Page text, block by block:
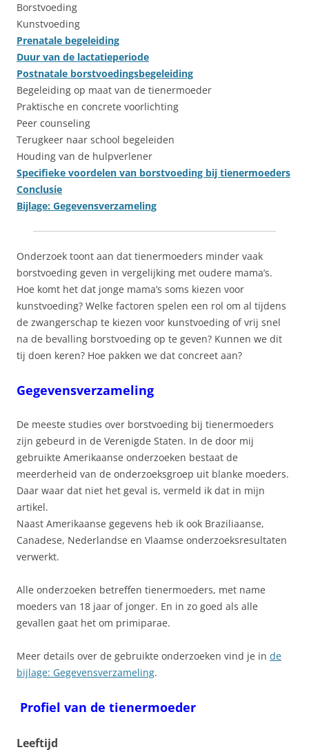
Borstvoeding
Kunstvoeding
Prenatale begeleiding
Duur van de lactatieperiode
Postnatale borstvoedingsbegeleiding
Begeleiding op maat van de tienermoeder
Praktische en concrete voorlichting
Peer counseling
Terugkeer naar school begeleiden
Houding van de hulpverlener
Specifieke voordelen van borstvoeding bij tienermoeders
Conclusie
Bijlage: Gegevensverzameling
Onderzoek toont aan dat tienermoeders minder vaak
borstvoeding geven in vergelijking met oudere mama’s.
Hoe komt het dat jonge mama’s soms kiezen voor
kunstvoeding? Welke factoren spelen een rol om al tijdens
de zwangerschap te kiezen voor kunstvoeding of vrij snel
na de bevalling borstvoeding op te geven? Kunnen we dit
tij doen keren? Hoe pakken we dat concreet aan?
Gegevensverzameling
De meeste studies over borstvoeding bij tienermoeders
zijn gebeurd in de Verenigde Staten. In de door mij
gebruikte Amerikaanse onderzoeken bestaat de
meerderheid van de onderzoeksgroep uit blanke moeders.
Daar waar dat niet het geval is, vermeld ik dat in mijn
artikel.
Naast Amerikaanse gegevens heb ik ook Braziliaanse,
Canadese, Nederlandse en Vlaamse onderzoeksresultaten
verwerkt.
Alle onderzoeken betreffen tienermoeders, met name
moeders van 18 jaar of jonger. En in zo goed als alle
gevallen gaat het om primiparae.
Meer details over de gebruikte onderzoeken vind je in de
bijlage: Gegevensverzameling.
Profiel van de tienermoeder
Leeftijd